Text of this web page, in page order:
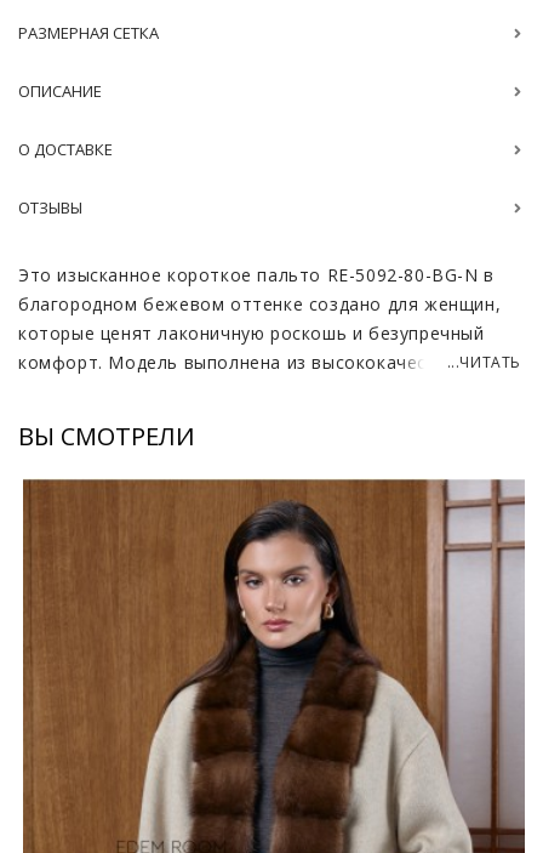
РАЗМЕРНАЯ СЕТКА
ОПИСАНИЕ
О ДОСТАВКЕ
ОТЗЫВЫ
Это изысканное короткое пальто RE-5092-80-BG-N в
благородном бежевом оттенке создано для женщин,
которые ценят лаконичную роскошь и безупречный
комфорт. Модель выполнена из высококачественного
особой мягкости и легкого шелковистого блеска.
Главным украшением изделия выступает воротник из
отборной импортной норки, который не только дарит
приятные тактильные ощущения, но и мгновенно
повышает статусность всего образа. Длина около
восьмидесяти сантиметров делает пальто
максимально практичным для активных городских
будней или поездок в автомобиле, при этом сохраняя
элегантность классической верхней одежды.
Прямой силуэт гармонично садится на любую фигуру в
широком диапазоне размеров, обеспечивая свободу
движений и уверенность в себе. Нежный бежевый цвет
освежает и легко комбинируется с аксессуарами
любой палитры, позволяя создавать множество
...ЧИТАТЬ
ВЫ СМОТРЕЛИ